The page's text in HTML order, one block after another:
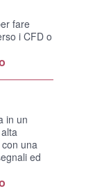
fare
i CFD o
in un
una
ed